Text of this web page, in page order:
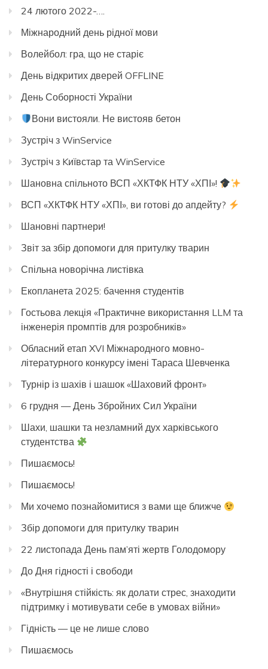
24 лютого 2022-….
Міжнародний день рідної мови
Волейбол: гра, що не старіє
День відкритих дверей OFFLINE
День Соборності України
Вони вистояли. Не вистояв бетон
Зустріч з WinService
Зустріч з Kиївстар та WinService
Шановна спільното ВСП «ХКТФК НТУ «ХПІ»!
ВСП «ХКТФК НТУ «ХПІ», ви готові до апдейту?
Шановні партнери!
Звіт за збір допомоги для притулку тварин
Спільна новорічна листівка
Екопланета 2025: бачення студентів
Гостьова лекція «Практичне використання LLM та
інженерія промптів для розробників»
Обласний етап XVI Міжнародного мовно-
літературного конкурсу імені Тараса Шевченка
Турнір із шахів і шашок «Шаховий фронт»
6 грудня — День Збройних Сил України
Шахи, шашки та незламний дух харківського
студентства
Пишаємось!
Пишаємось!
Ми хочемо познайомитися з вами ще ближче
Збір допомоги для притулку тварин
22 листопада День пам’яті жертв Голодомору
До Дня гідності і свободи
«Внутрішня стійкість: як долати стрес, знаходити
підтримку і мотивувати себе в умовах війни»
Гідність — це не лише слово
Пишаємось